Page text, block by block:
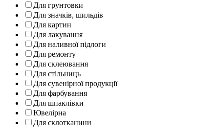
Для грунтовки
Для значків, шильдів
Для картин
Для лакування
Для наливної підлоги
Для ремонту
Для склеювання
Для стільниць
Для сувенірної продукції
Для фарбування
Для шпаклівки
Ювелірна
Для склотканини